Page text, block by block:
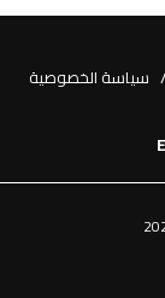
سياسة الخصوصية